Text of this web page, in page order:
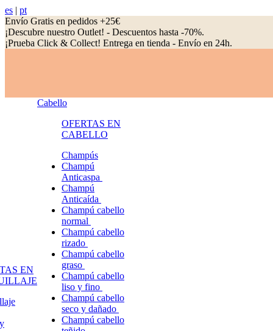
es | pt
Envío Gratis en pedidos +25€
¡Descubre nuestro Outlet! - Descuentos hasta -70%.
¡Prueba Click & Collect! Entrega en tienda - Envío en 24h.
EN
Cabello
OFERTAS EN
CABELLO
Champús
Champú
Anticaspa
Champú
Anticaída
Champú cabello
normal
Champú cabello
rizado
Champú cabello
graso
Champú cabello
liso y fino
Champú cabello
seco y dañado
Champú cabello